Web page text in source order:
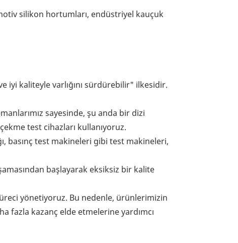
silikon hortumları, endüstriyel kauçuk
iyi kaliteyle varlığını sürdürebilir" ilkesidir.
sayesinde, şu anda bir dizi
test cihazları kullanıyoruz.
basınç test makineleri gibi test makineleri,
başlayarak eksiksiz bir kalite
yönetiyoruz. Bu nedenle, ürünlerimizin
fazla kazanç elde etmelerine yardımcı